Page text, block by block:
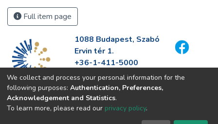
Full item page
1088 Budapest, Szabó
Ervin tér 1.
+36-1-411-5000
info@fszek.hu
https://fszek.hu
We collect and process your personal information for the
following purposes: Authentication, Preferences,
Acknowledgement and Statistics.
To learn more, please read our privacy policy.